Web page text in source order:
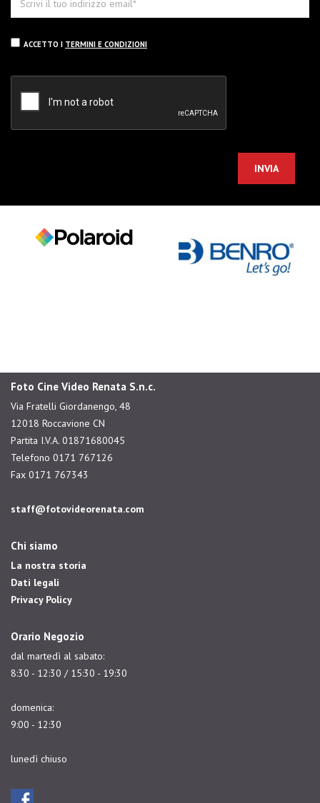
ACCETTO I TERMINI E CONDIZIONI
Foto Cine Video Renata S.n.c.
Via Fratelli Giordanengo, 48
12018 Roccavione CN
Partita I.V.A. 01871680045
Telefono 0171 767126
Fax 0171 767343
staff@fotovideorenata.com
Chi siamo
La nostra storia
Dati legali
Privacy Policy
Orario Negozio
dal martedì al sabato:
8:30 - 12:30 / 15:30 - 19:30
domenica:
9:00 - 12:30
lunedì chiuso